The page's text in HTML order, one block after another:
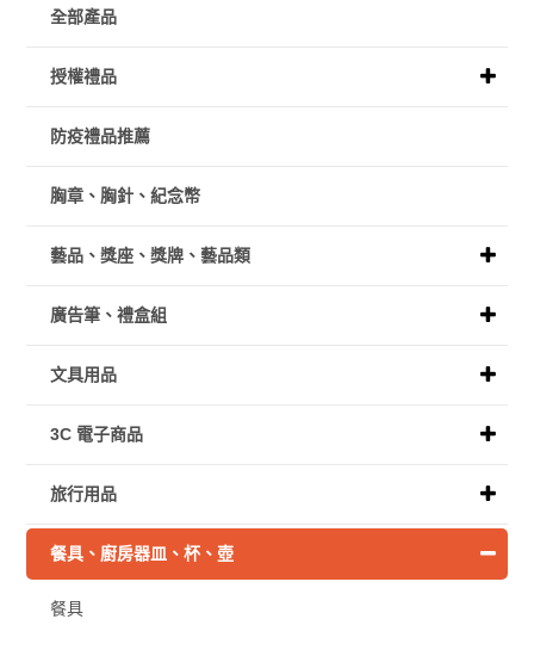
全部產品
授權禮品
防疫禮品推薦
胸章、胸針、紀念幣
藝品、獎座、獎牌、藝品類
廣告筆、禮盒組
文具用品
3C 電子商品
旅行用品
餐具、廚房器皿、杯、壺
餐具